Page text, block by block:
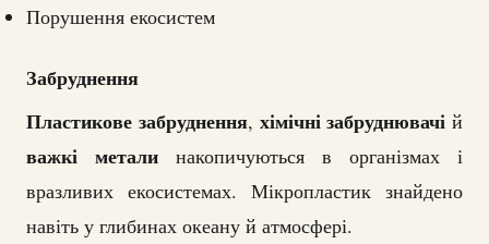
Порушення екосистем
Забруднення
Пластикове забруднення, хімічні забруднювачі й
важкі метали накопичуються в організмах і
вразливих екосистемах. Мікропластик знайдено
навіть у глибинах океану й атмосфері.